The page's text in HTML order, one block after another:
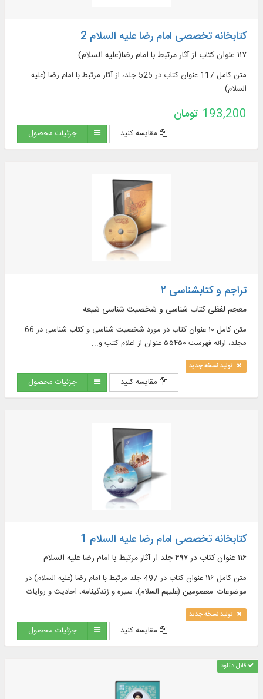
کتابخانه تخصصی امام رضا علیه السلام 2
۱۱۷ عنوان کتاب از آثار مرتبط با امام رضا(علیه السلام)
متن کامل 117 عنوان کتاب در 525 جلد، از آثار مرتبط با امام رضا (علیه
السلام)
193,200 تومان
مقایسه کنید جزئیات محصول
تراجم و کتابشناسی ۲
معجم لفظی کتاب ‏شناسی و شخصیت‏ شناسی شیعه
متن کامل ۱۰ عنوان کتاب در مورد شخصیت‏ شناسی و کتاب‏ شناسی در 66
مجلد، ارائه فهرست ۵۵۴۵۰ عنوان از اعلام کتب و...
تولید نسخه جدید
مقایسه کنید جزئیات محصول
کتابخانه تخصصی امام رضا علیه السلام 1
۱۱۶ عنوان کتاب در ۴۹۷ جلد از آثار مرتبط با امام رضا علیه السلام
متن کامل ۱۱۶ عنوان کتاب در 497 جلد مرتبط با امام رضا (علیه السلام) در
موضوعات: معصومین (علیهم السلام)، سیره و زندگینامه، احادیث و روایات
(فقه، اخلاق و بهداشت)، ادعیه و زیارات، اصحاب و راویان، اشعار و ...
تولید نسخه جدید
مقایسه کنید جزئیات محصول
قابل دانلود